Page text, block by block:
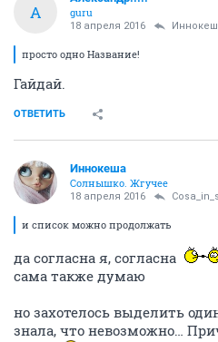
А
guru
18 апреля 2016
просто одно Название!
Гайдай.
ОТВЕТИТЬ
Иннокеша
Солнышко. Жгучее
18 апреля 2016
и список можно продолжать
да согласна я, согласна
сама также думаю
но захотелось выделить
знала, что невозможно…